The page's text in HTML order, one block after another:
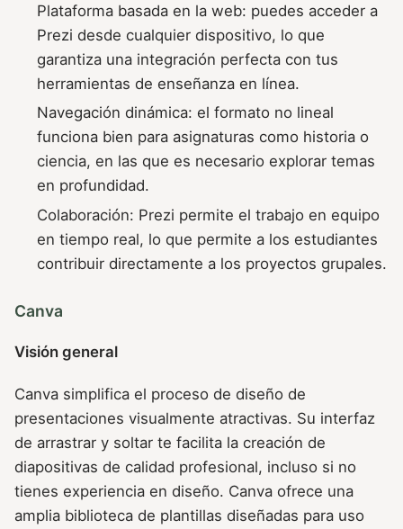
Plataforma basada en la web: puedes acceder a
Prezi desde cualquier dispositivo, lo que
garantiza una integración perfecta con tus
herramientas de enseñanza en línea.
Navegación dinámica: el formato no lineal
funciona bien para asignaturas como historia o
ciencia, en las que es necesario explorar temas
en profundidad.
Colaboración: Prezi permite el trabajo en equipo
en tiempo real, lo que permite a los estudiantes
contribuir directamente a los proyectos grupales.
Canva
Visión general
Canva simplifica el proceso de diseño de
presentaciones visualmente atractivas. Su interfaz
de arrastrar y soltar te facilita la creación de
diapositivas de calidad profesional, incluso si no
tienes experiencia en diseño. Canva ofrece una
amplia biblioteca de plantillas diseñadas para uso